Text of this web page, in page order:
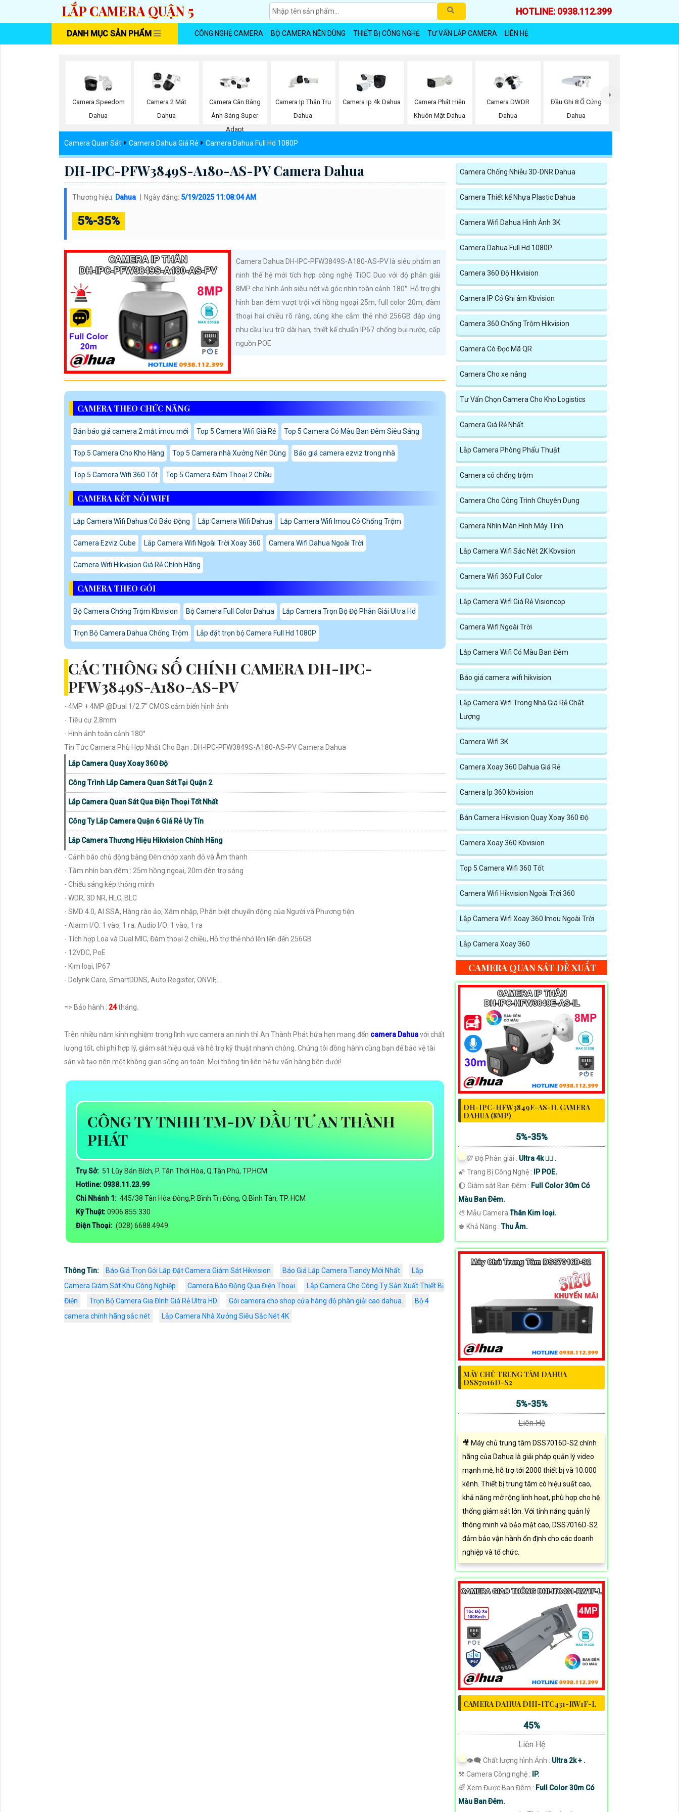
LẮP CAMERA QUẬN 5 HOTLINE: 0938.112.399
DANH MỤC SẢN PHẨM CÔNG NGHỆ CAMERA BỘ CAMERA NÊN DÙNG THIẾT BỊ CÔNG NGHỆ TƯ VẤN LẮP CAMERA LIÊN HỆ
Camera Speedom
Dahua
Camera 2 Mắt
Dahua
Camera Cân Bằng
Ánh Sáng Super
Adapt
Camera Ip Thân Trụ
Dahua
Camera Ip 4k Dahua
Camera Phát Hiện
Khuôn Mặt Dahua
Camera DWDR
Dahua
Đầu Ghi 8 Ổ Cứng
Dahua
Camera Quan Sát Camera Dahua Giá Rẻ Camera Dahua Full Hd 1080P
DH-IPC-PFW3849S-A180-AS-PV Camera Dahua
Thương hiệu: Dahua Ngày đăng: 5/19/2025 11:08:04 AM
5%-35%
Camera Dahua DH-IPC-PFW3849S-A180-AS-PV là siêu phẩm an
ninh thế hệ mới tích hợp công nghệ TiOC Duo với độ phân giải
8MP cho hình ảnh siêu nét và góc nhìn toàn cảnh 180°. Hỗ trợ ghi
hình ban đêm vượt trội với hồng ngoại 25m, full color 20m, đàm
thoại hai chiều rõ ràng, cùng khe cắm thẻ nhớ 256GB đáp ứng
nhu cầu lưu trữ dài hạn, thiết kế chuẩn IP67 chống bụi nước, cấp
nguồn POE
CAMERA THEO CHỨC NĂNG
Bản báo giá camera 2 mắt imou mới Top 5 Camera Wifi Giá Rẻ Top 5 Camera Có Màu Ban Đêm Siêu Sáng
Top 5 Camera Cho Kho Hàng Top 5 Camera nhà Xưởng Nên Dùng Báo giá camera ezviz trong nhà
Top 5 Camera Wifi 360 Tốt Top 5 Camera Đàm Thoại 2 Chiều
CAMERA KẾT NỐI WIFI
Lắp Camera Wifi Dahua Có Báo Động Lắp Camera Wifi Dahua Lắp Camera Wifi Imou Có Chống Trộm
Camera Ezviz Cube Lắp Camera Wifi Ngoài Trời Xoay 360 Camera Wifi Dahua Ngoài Trời
Camera Wifi Hikvision Giá Rẻ Chính Hãng
CAMERA THEO GÓI
Bộ Camera Chống Trộm Kbvision Bộ Camera Full Color Dahua Lắp Camera Trọn Bộ Độ Phân Giải Ultra Hd
Trọn Bộ Camera Dahua Chống Trộm Lắp đặt trọn bộ Camera Full Hd 1080P
CÁC THÔNG SỐ CHÍNH CAMERA DH-IPC-
PFW3849S-A180-AS-PV
- 4MP + 4MP @Dual 1/2.7" CMOS cảm biến hình ảnh
- Tiêu cự 2.8mm
- Hình ảnh toàn cảnh 180°
Tin Tức Camera Phù Hợp Nhất Cho Bạn : DH-IPC-PFW3849S-A180-AS-PV Camera Dahua
Lắp Camera Quay Xoay 360 Độ
Công Trình Lắp Camera Quan Sát Tại Quận 2
Lắp Camera Quan Sát Qua Điện Thoại Tốt Nhất
Công Ty Lắp Camera Quận 6 Giá Rẻ Uy Tín
Lắp Camera Thương Hiệu Hikvision Chính Hãng
- Cảnh báo chủ động bằng Đèn chớp xanh đỏ và Âm thanh
- Tầm nhìn ban đêm : 25m hồng ngoại, 20m đèn trợ sáng
- Chiếu sáng kép thông minh
- WDR, 3D NR, HLC, BLC
- SMD 4.0, AI SSA, Hàng rào ảo, Xâm nhập, Phân biệt chuyển động của Người và Phương tiện
- Alarm I/O: 1 vào, 1 ra; Audio I/O: 1 vào, 1 ra
- Tích hợp Loa và Dual MIC, Đàm thoại 2 chiều, Hỗ trợ thẻ nhớ lên lến đến 256GB
- 12VDC, PoE
- Kim loại, IP67
- Dolynk Care, SmartDDNS, Auto Register, ONVIF,...
=> Bảo hành : 24tháng.
Trên nhiều năm kinh nghiệm trong lĩnh vực camera an ninh thì An Thành Phát hứa hẹn mang đến camera Dahuavới chất
lượng tốt, chi phí hợp lý, giám sát hiệu quả và hỗ trợ kỹ thuật nhanh chóng. Chúng tôi đồng hành cùng bạn để bảo vệ tài
sản và tạo nên một không gian sống an toàn. Mọi thông tin liên hệ tư vấn hàng bên dưới!
CÔNG TY TNHH TM-DV ĐẦU TƯ AN THÀNH
PHÁT
Trụ Sở: 51 Lũy Bán Bích, P. Tân Thới Hòa, Q.Tân Phú, TP.HCM
Hotline: 0938.11.23.99
Chi Nhánh 1: 445/38 Tân Hòa Đông,P. Bình Trị Đông, Q.Bình Tân, TP. HCM
Kỹ Thuật:0906.855.330
Điện Thoại: (028) 6688.4949
Thông Tin: Báo Giá Trọn Gói Lắp Đặt Camera Giám Sát Hikvision Báo Giá Lắp Camera Tiandy Mới Nhất
Lắp
Camera Giám Sát Khu Công Nghiệp
Camera Báo Động Qua Điện Thoại
Lắp Camera Cho Công Ty Sản Xuất Thiết Bị
Điện
Trọn Bộ Camera Gia Đình Giá Rẻ Ultra HD Gói camera cho shop cửa hàng độ phân giải cao dahua.
Bộ 4
camera chính hãng sắc nét
Lắp Camera Nhà Xưởng Siêu Sắc Nét 4K
Camera Chống Nhiễu 3D-DNR Dahua
Camera Thiết kế Nhựa Plastic Dahua
Camera Wifi Dahua Hình Ảnh 3K
Camera Dahua Full Hd 1080P
Camera 360 Độ Hikvision
Camera IP Có Ghi âm Kbvision
Camera 360 Chống Trộm Hikvision
Camera Có Đọc Mã QR
Camera Cho xe nâng
Tư Vấn Chọn Camera Cho Kho Logistics
Camera Giá Rẻ Nhất
Lắp Camera Phòng Phẩu Thuật
Camera có chống trộm
Camera Cho Công Trình Chuyên Dụng
Camera Nhìn Màn Hình Máy Tính
Lắp Camera Wifi Sắc Nét 2K Kbvsiion
Camera Wifi 360 Full Color
Lắp Camera Wifi Giá Rẻ Visioncop
Camera Wifi Ngoài Trời
Lắp Camera Wifi Có Màu Ban Đêm
Báo giá camera wifi hikvision
Lắp Camera Wifi Trong Nhà Giá Rẻ Chất
Lượng
Camera Wifi 3K
Camera Xoay 360 Dahua Giá Rẻ
Camera Ip 360 kbvision
Bán Camera Hikvision Quay Xoay 360 Độ
Camera Xoay 360 Kbvision
Top 5 Camera Wifi 360 Tốt
Camera Wifi Hikvision Ngoài Trời 360
Lắp Camera Wifi Xoay 360 Imou Ngoài Trời
Lắp Camera Xoay 360
CAMERA QUAN SÁT ĐỀ XUẤT
DH-IPC-HFW3849E-AS-IL CAMERA
DAHUA (8MP)
5%-35%
💯 Độ Phân giải : Ultra 4k 👍🏾 .
🌠 Trang Bị Công Nghệ :
IP POE.
🌔 Giám sát Ban Đêm : Full Color 30m Có
Màu Ban Ðêm.
🎨 Mẫu CameraThân Kim loại.
️♚ Khả Năng :Thu Âm.
MÁY CHỦ TRUNG TÂM DAHUA
DSS7016D-S2
5%-35%
Liên Hệ
🎥 Máy chủ trung tâm DSS7016D-S2 chính
hãng của Dahua là giải pháp quản lý video
mạnh mẽ, hỗ trợ tới 2000 thiết bị và 10.000
kênh. Thiết bị trung tâm có hiệu suất cao,
khả năng mở rộng linh hoạt, phù hợp cho hệ
thống giám sát lớn. Với tính năng quản lý
thông minh và bảo mật cao, DSS7016D-S2
đảm bảo vận hành ổn định cho các doanh
nghiệp và tổ chức.
CAMERA DAHUA DHI-ITC431-RW1F-L
45%
Liên Hệ
👁️‍🗨 Chất lượng hình Ảnh : Ultra 2k + .
⚒ Camera Công nghệ :
IP.
🌈 Xem Được Ban Đêm : Full Color 30m Có
Màu Ban Ðêm.